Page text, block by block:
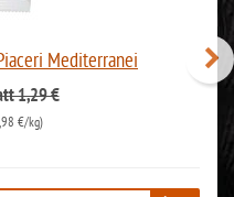
Mediterranei
1,29 €
€/kg)